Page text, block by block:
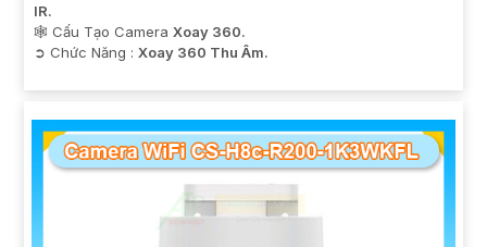
IR.
🕸️ Cấu Tạo Camera Xoay 360.
️➲ Chức Năng : Xoay 360 Thu Âm.